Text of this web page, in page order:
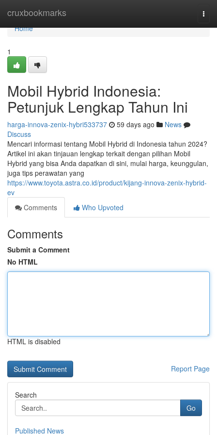
cruxbookmarks
Home
Home
1
Mobil Hybrid Indonesia:
Petunjuk Lengkap Tahun Ini
harga-innova-zenix-hybri533737 59 days ago
News
Discuss
Mencari informasi tentang Mobil Hybrid di Indonesia tahun 2024?
Artikel ini akan tinjauan lengkap terkait dengan pilihan Mobil
Hybrid yang bisa Anda dapatkan di sini, mulai harga, keunggulan,
juga tips perawatan yang
https://www.toyota.astra.co.id/product/kijang-innova-zenix-hybrid-
ev
Comments
Who Upvoted
Comments
Submit a Comment
No HTML
HTML is disabled
Report Page
Search
Go
Published News